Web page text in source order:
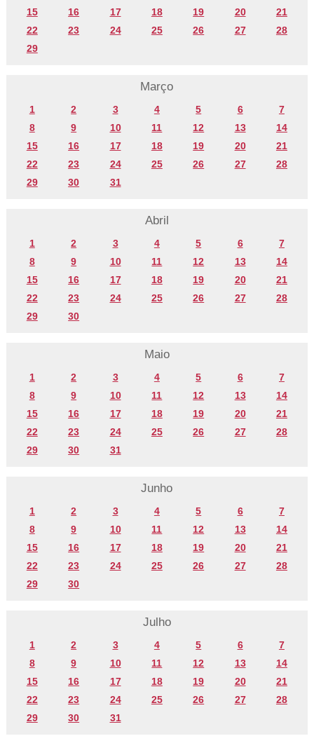
15
16 17 18 19 20
21
22
23 24 25 26 27
28
29
Março
1 2 3 4 5 6
7
8
9 10 11 12 13
14
15
16 17 18 19 20
21
22
23 24 25 26 27
28
29
30 31
Abril
1 2 3 4 5 6
7
8
9 10 11 12 13
14
15
16 17 18 19 20
21
22
23 24 25 26 27
28
29
30
Maio
1 2 3 4 5 6
7
8
9 10 11 12 13
14
15
16 17 18 19 20
21
22
23 24 25 26 27
28
29
30 31
Junho
1 2 3 4 5 6
7
8
9 10 11 12 13
14
15
16 17 18 19 20
21
22
23 24 25 26 27
28
29
30
Julho
1 2 3 4 5 6
7
8
9 10 11 12 13
14
15
16 17 18 19 20
21
22
23 24 25 26 27
28
29
30 31